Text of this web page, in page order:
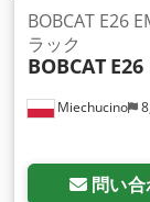
Miechucino
BOBCAT E26
ラック
BOBCAT E26
問い